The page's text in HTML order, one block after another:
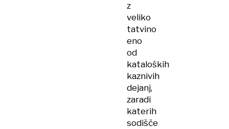
z
veliko
tatvino
eno
od
kataloških
kaznivih
dejanj,
zaradi
katerih
sodišče